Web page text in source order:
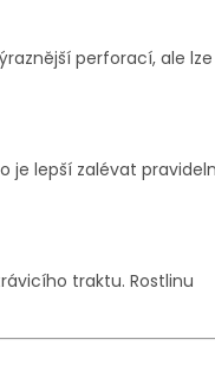
perforací, ale lze
je lepší zalévat
traktu. Rostlinu